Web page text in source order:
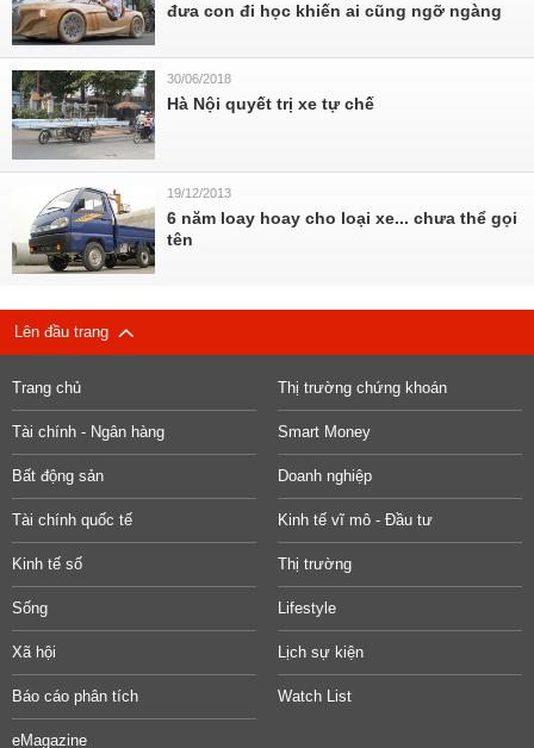
đưa con đi học khiến ai cũng ngỡ ngàng
30/06/2018
Hà Nội quyết trị xe tự chế
19/12/2013
6 năm loay hoay cho loại xe... chưa thể gọi
tên
Lên đầu trang
Trang chủ Thị trường chứng khoán
Tài chính - Ngân hàng Smart Money
Bất động sản Doanh nghiệp
Tài chính quốc tế Kinh tế vĩ mô - Đầu tư
Kinh tế số Thị trường
Sống Lifestyle
Xã hội Lịch sự kiện
Báo cáo phân tích Watch List
eMagazine